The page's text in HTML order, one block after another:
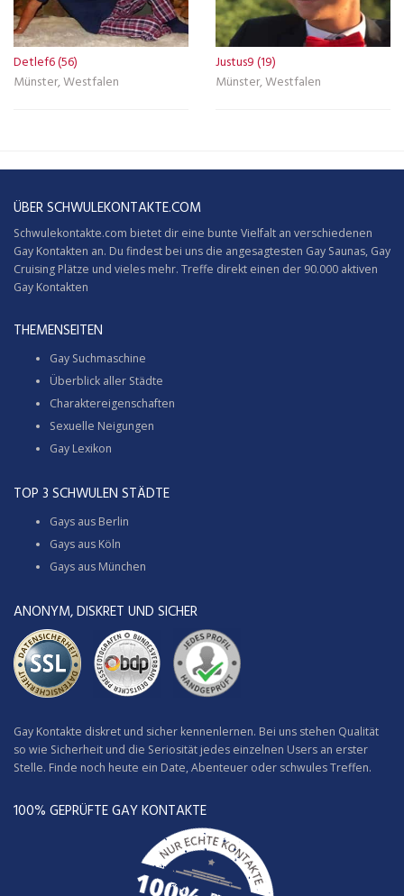
Detlef6 (56)
Münster, Westfalen
Justus9 (19)
Münster, Westfalen
ÜBER SCHWULEKONTAKTE.COM
Schwulekontakte.com bietet dir eine bunte Vielfalt an verschiedenen
Gay Kontakten an. Du findest bei uns die angesagtesten Gay Saunas, Gay
Cruising Plätze und vieles mehr. Treffe direkt einen der 90.000 aktiven
Gay Kontakten
THEMENSEITEN
Gay Suchmaschine
Überblick aller Städte
Charaktereigenschaften
Sexuelle Neigungen
Gay Lexikon
TOP 3 SCHWULEN STÄDTE
Gays aus Berlin
Gays aus Köln
Gays aus München
ANONYM, DISKRET UND SICHER
Gay Kontakte diskret und sicher kennenlernen. Bei uns stehen Qualität
so wie Sicherheit und die Seriosität jedes einzelnen Users an erster
Stelle. Finde noch heute ein Date, Abenteuer oder schwules Treffen.
100% GEPRÜFTE GAY KONTAKTE